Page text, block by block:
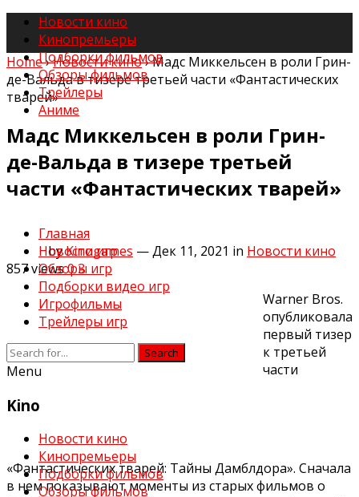
Новости кино
Кинопремьеры
Подборки фильмов
Обзоры фильмов
Трейлеры
Аниме
Главная
Новости игр
Обзоры игр
Подборки видео игр
Игрофильмы
Трейлеры игр
Search
Menu
Kino
Новости кино
Кинопремьеры
Подборки фильмов
Обзоры фильмов
Home›Новости кино›Мадс Миккельсен в роли Грин-
де-Вальда в тизере третьей части «Фантастических
тварей»
Мадс Миккельсен в роли Грин-
де-Вальда в тизере третьей
части «Фантастических тварей»
byKinogames — Дек 11, 2021 in Новости кино
857views03
Warner Bros.
опубликовала
первый тизер
к третьей
части
«Фантастических тварей: Тайны Дамблдора». Сначала
в нем показывают моменты из старых фильмов о